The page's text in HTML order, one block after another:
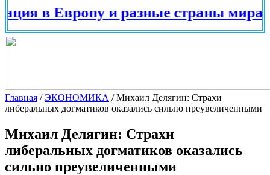
в Европу и разные страны мира в
Главная /ЭКОНОМИКА /Михаил Делягин: Страхи
либеральных догматиков оказались сильно преувеличенными
Михаил Делягин: Страхи
либеральных догматиков оказались
сильно преувеличенными